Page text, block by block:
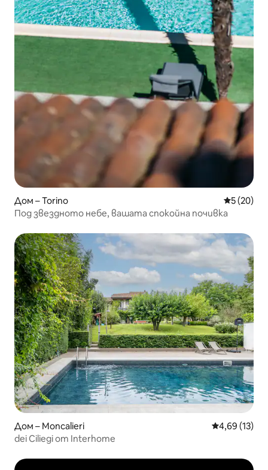
Дом – Torino Средна
5 (20)
Под звездното небе, вашата спокойна почивка
Дом – Moncalieri Средна
4,69 (13)
dei Ciliegi от Interhome